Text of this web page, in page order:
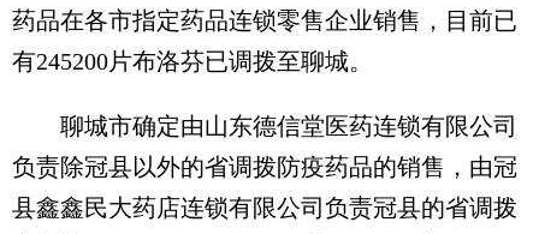
药品在各市指定药品连锁零售企业销售，目前已
有245200片布洛芬已调拨至聊城。
聊城市确定由山东德信堂医药连锁有限公司
负责除冠县以外的省调拨防疫药品的销售，由冠
县鑫鑫民大药店连锁有限公司负责冠县的省调拨